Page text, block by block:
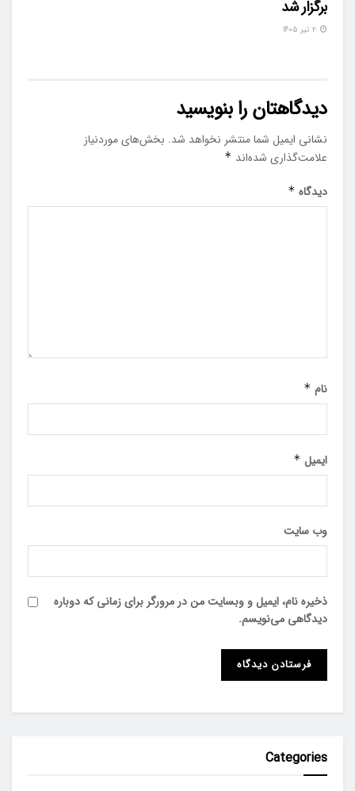
برگزار شد
دیدگاهتان را بنویسید
نشانی ایمیل شما منتشر نخواهد شد. بخش‌های موردنیاز
علامت‌گذاری شده‌اند *
دیدگاه *
نام *
ایمیل *
وب‌ سایت
ذخیره نام، ایمیل و وبسایت من در مرورگر برای زمانی که دوباره
دیدگاهی می‌نویسم.
Categories